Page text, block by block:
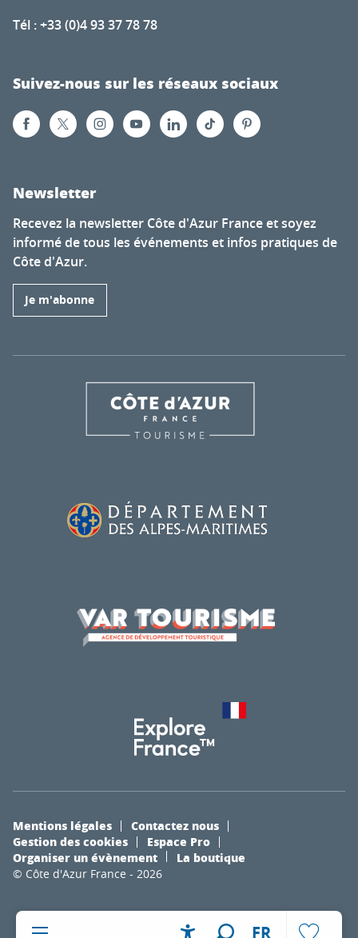
FR
Tél : +33 (0)4 93 37 78 78
Suivez-nous sur les réseaux sociaux
Newsletter
Recevez la newsletter Côte d'Azur France et soyez
informé de tous les événements et infos pratiques de
Côte d'Azur.
Je m'abonne
© Côte d'Azur France - 2026
Mentions légales
Contactez nous
Gestion des cookies
Espace Pro
Organiser un évènement
La boutique